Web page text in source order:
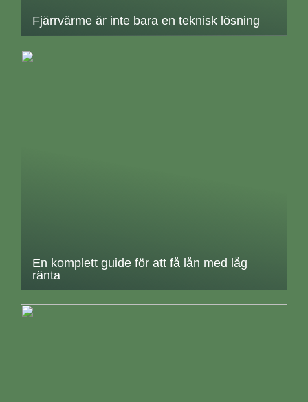
Fjärrvärme är inte bara en teknisk lösning
En komplett guide för att få lån med låg
ränta